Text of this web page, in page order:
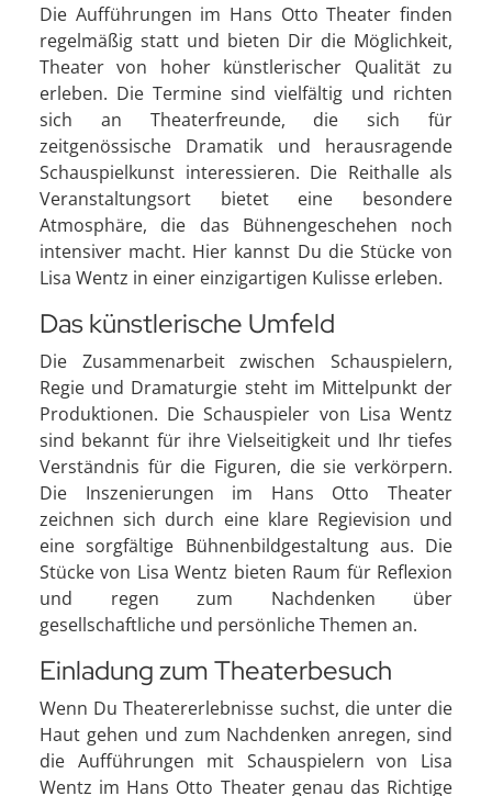
Die Aufführungen im Hans Otto Theater finden
regelmäßig statt und bieten Dir die Möglichkeit,
Theater von hoher künstlerischer Qualität zu
erleben. Die Termine sind vielfältig und richten
sich an Theaterfreunde, die sich für
zeitgenössische Dramatik und herausragende
Schauspielkunst interessieren. Die Reithalle als
Veranstaltungsort bietet eine besondere
Atmosphäre, die das Bühnengeschehen noch
intensiver macht. Hier kannst Du die Stücke von
Lisa Wentz in einer einzigartigen Kulisse erleben.
Das künstlerische Umfeld
Die Zusammenarbeit zwischen Schauspielern,
Regie und Dramaturgie steht im Mittelpunkt der
Produktionen. Die Schauspieler von Lisa Wentz
sind bekannt für ihre Vielseitigkeit und Ihr tiefes
Verständnis für die Figuren, die sie verkörpern.
Die Inszenierungen im Hans Otto Theater
zeichnen sich durch eine klare Regievision und
eine sorgfältige Bühnenbildgestaltung aus. Die
Stücke von Lisa Wentz bieten Raum für Reflexion
und regen zum Nachdenken über
gesellschaftliche und persönliche Themen an.
Einladung zum Theaterbesuch
Wenn Du Theatererlebnisse suchst, die unter die
Haut gehen und zum Nachdenken anregen, sind
die Aufführungen mit Schauspielern von Lisa
Wentz im Hans Otto Theater genau das Richtige